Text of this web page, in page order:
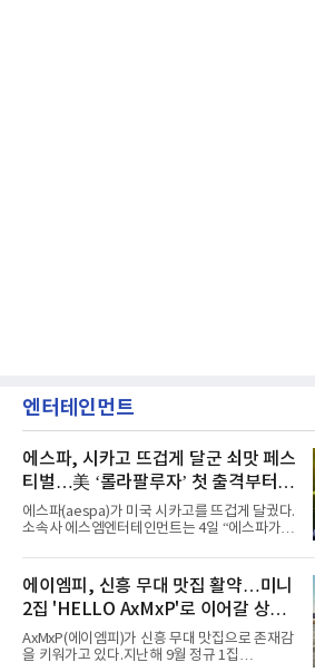
엔터테인먼트
에스파, 시카고 뜨겁게 달군 쇠맛 페스
티벌…美 ‘롤라팔루자’ 첫 출격부터
증명한 존재감
에스파(aespa)가 미국 시카고를 뜨겁게 달궜다.
소속사 에스엠엔터테인먼트는 4일 “에스파가
서 열린 ‘롤라팔루자 시카고’(Lollapalooza
Chicago)의 알리안츠 스테이지에 올랐다”며
“총 14곡으로 구성된 세트리스트를 선사, 데뷔 7
년 차다운 노련한 무대 매너와 파워풀한 에너지
로 현장의 분위기를 압도했다”고 밝혔다.1991
년 시작된 ‘롤라팔루자’는 8개 스테이지, 170여
팀의 아티스트와 40만 명 이상의 관객이 운집하
에이엠피, 신흥 무대 맛집 활약…미니
2집 'HELLO AxMxP'로 이어갈 상승
세
AxMxP(에이엠피)가 신흥 무대 맛집으로 존재감
을 키워가고 있다.지난해 9월 정규 1집